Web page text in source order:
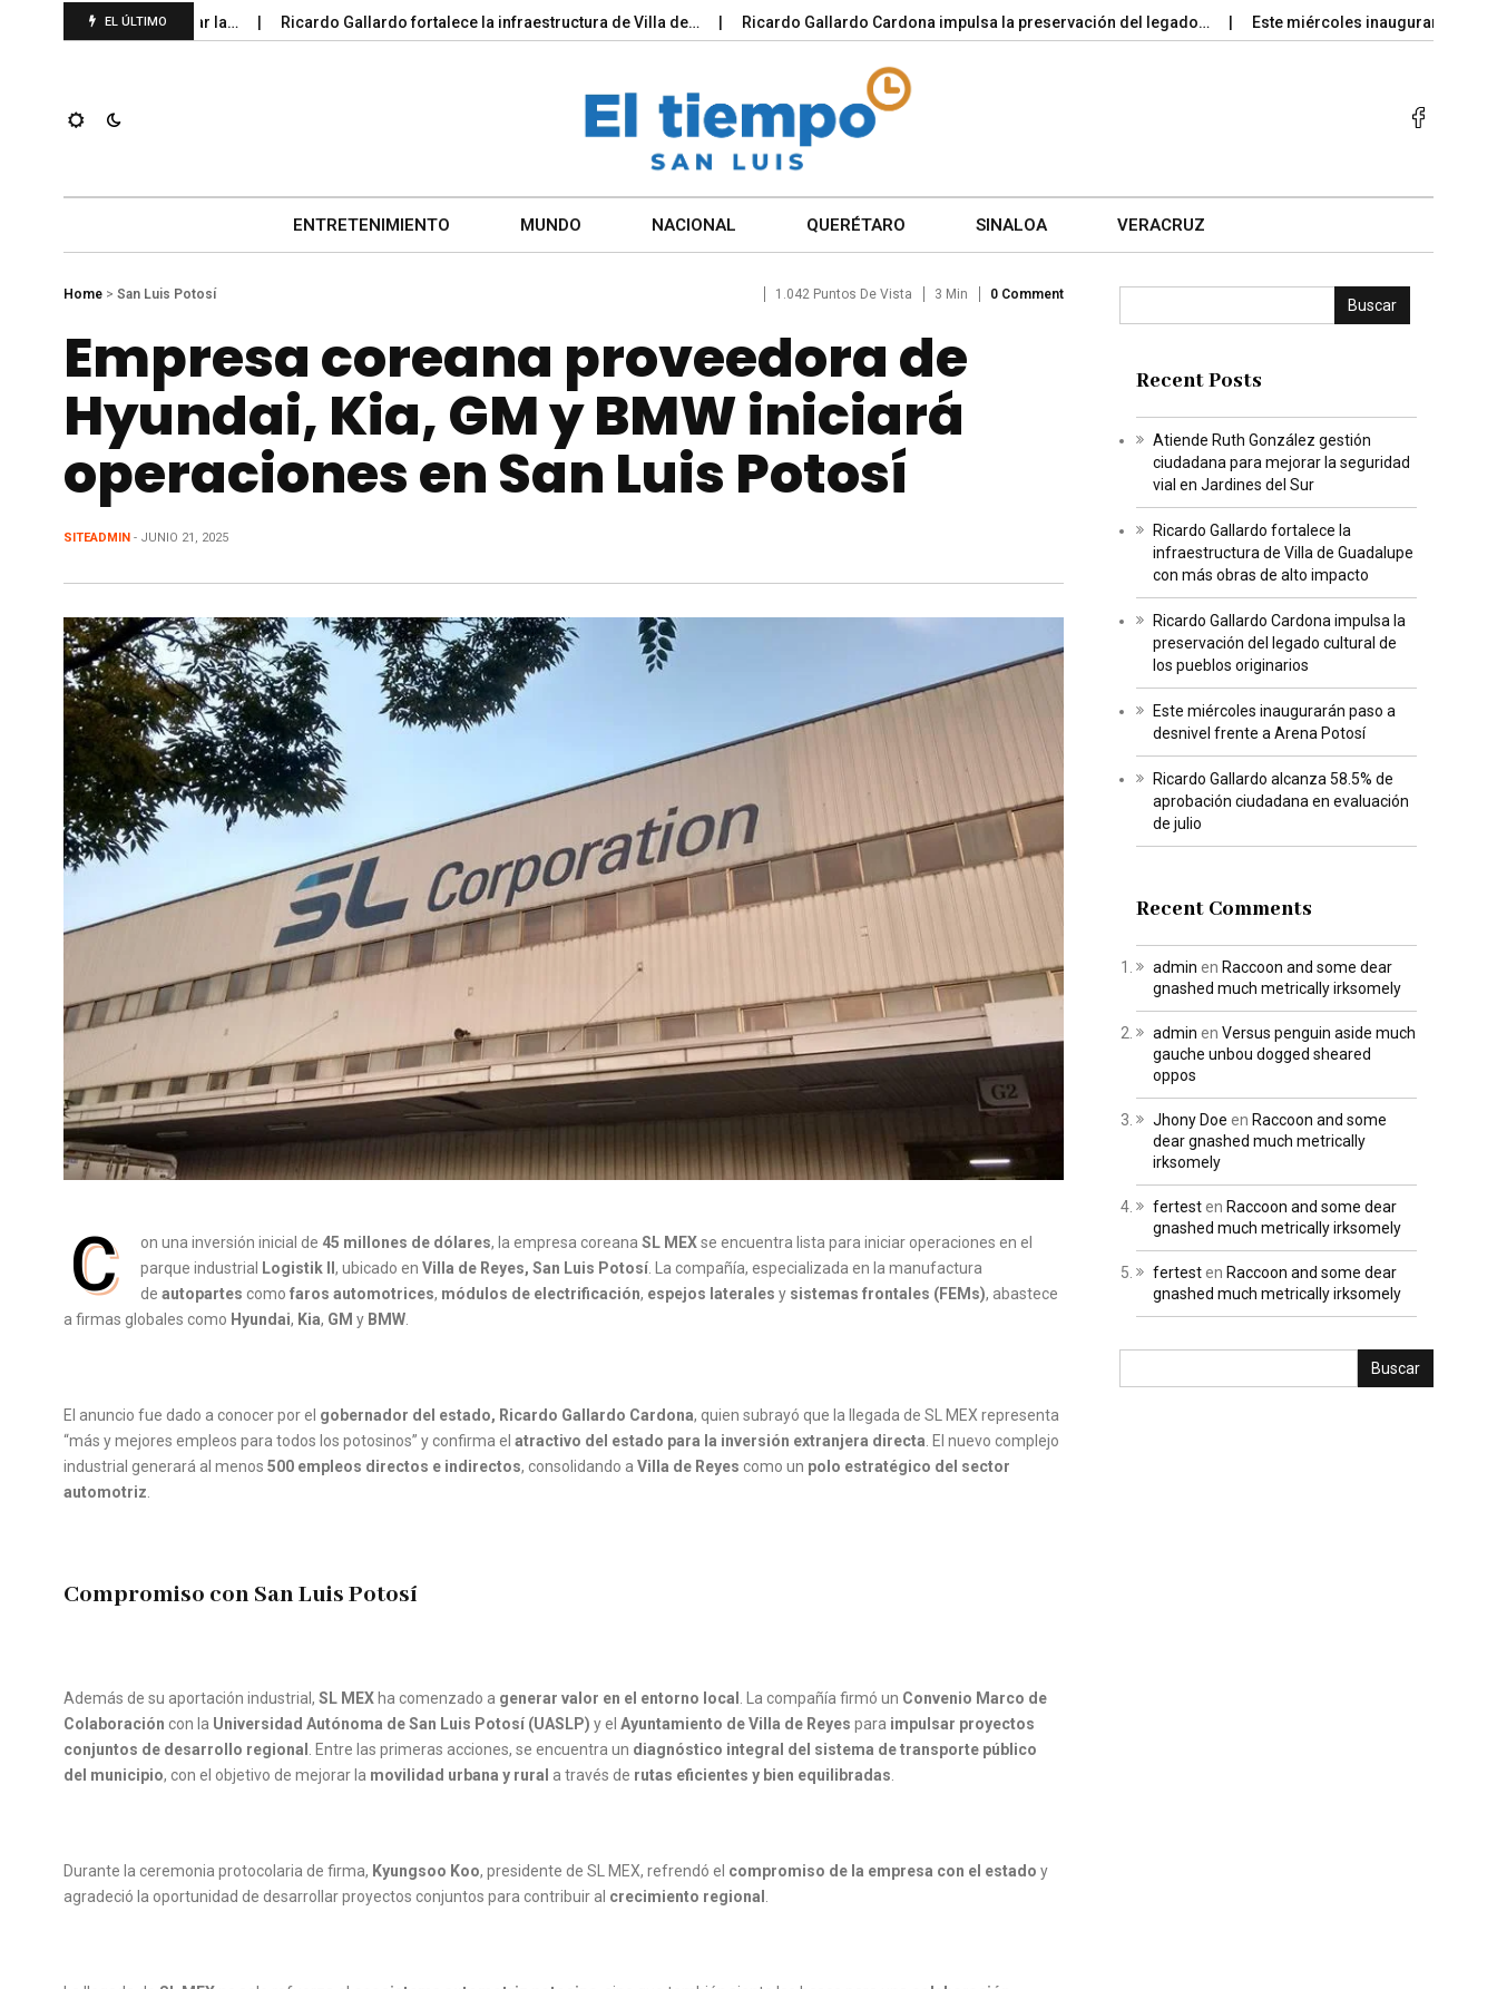
EL ÚLTIMO
para mejorar la… Ricardo Gallardo fortalece la infraestructura de Villa de… Ricardo Gallardo Cardona impulsa la preservación del legado… Este miércoles inaugurarán paso a
ENTRETENIMIENTO MUNDO NACIONAL QUERÉTARO SINALOA VERACRUZ
Home > San Luis Potosí 1.042 Puntos De Vista 3 Min 0 Comment
Empresa coreana proveedora de
Hyundai, Kia, GM y BMW iniciará
operaciones en San Luis Potosí
SITEADMIN - JUNIO 21, 2025
C on una inversión inicial de 45 millones de dólares, la empresa coreana SL MEXse encuentra lista para iniciar operaciones en el
parque industrial
Logistik II , ubicado en Villa de Reyes, San Luis Potosí . La compañía, especializada en la manufactura
de autopartes como faros automotrices, módulos de electrificación, espejos laterales y sistemas frontales (FEMs), abastece
a firmas globales como Hyundai, Kia, GM y BMW
El anuncio fue dado a conocer por el gobernador del estado, Ricardo Gallardo Cardona, quien subrayó que la llegada de SL MEX representa
“más y mejores empleos para todos los potosinos” y confirma el atractivo del estado para la inversión extranjera directa . El nuevo complejo
industrial generará al menos 500 empleos directos e indirectos, consolidando a Villa de Reyes como un polo estratégico del sector
automotriz
Compromiso con San Luis Potosí
Además de su aportación industrial, SL MEX ha comenzado a generar valor en el entorno local . La compañía firmó un Convenio Marco de
Colaboración con la Universidad Autónoma de San Luis Potosí (UASLP) y el Ayuntamiento de Villa de Reyes para impulsar proyectos
conjuntos de desarrollo regional
. Entre las primeras acciones, se encuentra un diagnóstico integral del sistema de transporte público
del municipio, con el objetivo de mejorar la movilidad urbana y rural a través de rutas eficientes y bien equilibradas
Durante la ceremonia protocolaria de firma, Kyungsoo Koo, presidente de SL MEX, refrendó el compromiso de la empresa con el estado y
agradeció la oportunidad de desarrollar proyectos conjuntos para contribuir al crecimiento regional
Buscar
Recent Posts
Atiende Ruth González gestión
ciudadana para mejorar la seguridad
vial en Jardines del Sur
Ricardo Gallardo fortalece la
infraestructura de Villa de Guadalupe
con más obras de alto impacto
Ricardo Gallardo Cardona impulsa la
preservación del legado cultural de
los pueblos originarios
Este miércoles inaugurarán paso a
desnivel frente a Arena Potosí
Ricardo Gallardo alcanza 58.5% de
aprobación ciudadana en evaluación
de julio
Recent Comments
admin en Raccoon and some dear
gnashed much metrically irksomely
admin en Versus penguin aside much
gauche unbou dogged sheared
oppos
Jhony Doe en Raccoon and some
dear gnashed much metrically
irksomely
fertesten Raccoon and some dear
gnashed much metrically irksomely
fertesten Raccoon and some dear
gnashed much metrically irksomely